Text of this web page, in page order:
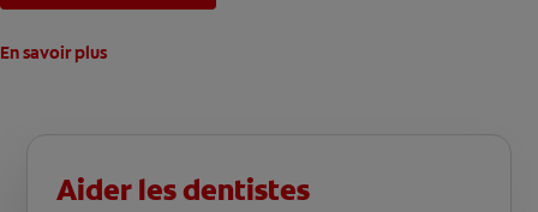
En savoir plus
Aider les dentistes